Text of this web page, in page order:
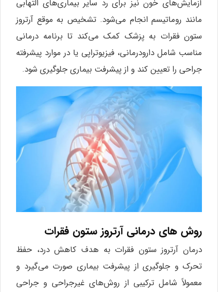
آزمایش‌های خون نیز برای رد سایر بیماری‌های التهابی
مانند روماتیسم انجام می‌شود. تشخیص به موقع آرتروز
ستون فقرات به پزشک کمک می‌کند تا برنامه درمانی
مناسب شامل دارودرمانی، فیزیوتراپی یا در موارد پیشرفته
جراحی را تعیین کند و از پیشرفت بیماری جلوگیری شود.
روش های درمانی آرتروز ستون فقرات
درمان آرتروز ستون فقرات به هدف کاهش درد، حفظ
تحرک و جلوگیری از پیشرفت بیماری صورت می‌گیرد و
معمولاً شامل ترکیبی از روش‌های غیرجراحی و جراحی